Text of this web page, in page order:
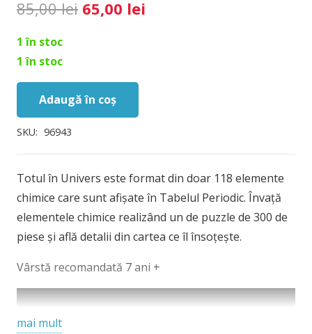
85,00lei Prețul
85,00 lei.
65,00 lei
1 în stoc
1 în stoc
Cantitate
Carte
Periodic
Table,
Usborne
Adaugă în coș
SKU: 96943
Totul în Univers este format din doar 118 elemente
chimice care sunt afișate în Tabelul Periodic. Învață
elementele chimice realizând un de puzzle de 300 de
piese și află detalii din cartea ce îl însoțește.
Vârstă recomandată 7 ani +
mai mult